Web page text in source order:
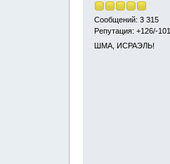
Сообщений: 3 315
Репутация: +126/-101
ШМА, ИСРАЭЛЬ!